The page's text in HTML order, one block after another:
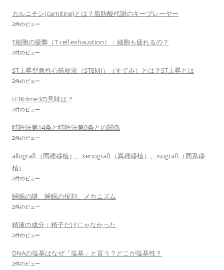
カルニチン(carnitine)とは？脂肪酸代謝のキープレーヤー
2件のビュー
T細胞の疲弊（T cell exhaustion）：細胞も疲れるの？
2件のビュー
ST上昇型急性心筋梗塞（STEMI）（すてみ）とは？ST上昇とは
2件のビュー
H3K4me3の意味は？
2件のビュー
特許法第14条と特許法第9条との関係
2件のビュー
allograft（同種移植）、xenograft（異種移植）、isograft（同系移
植）
2件のビュー
睡眠の謎、睡眠の役割、メカニズム
2件のビュー
精液の成分：精子だけじゃなかった
2件のビュー
DNAの塩基はなぜ「塩基」と言う？どこが塩基性？
2件のビュー